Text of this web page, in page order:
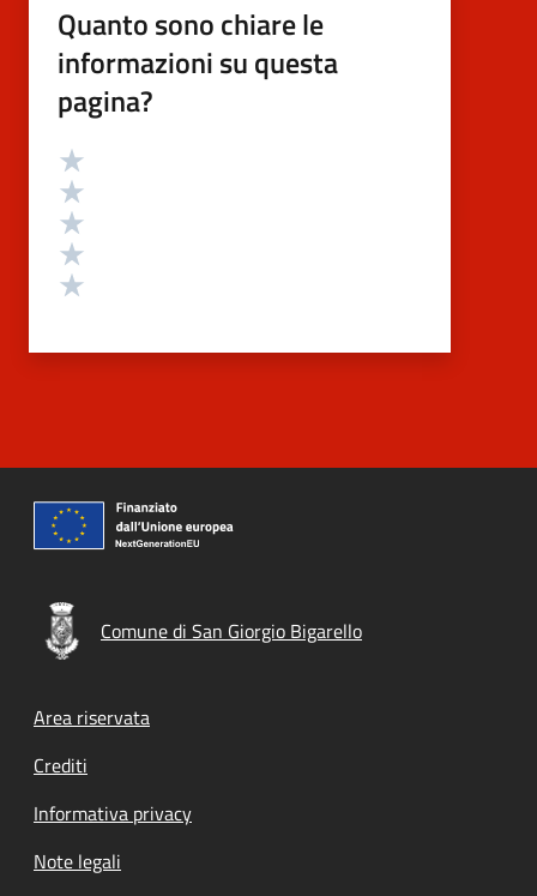
Quanto sono chiare le
informazioni su questa
pagina?
Valutazione
Comune di San Giorgio Bigarello
Footer menu
Area riservata
Crediti
Informativa privacy
Note legali